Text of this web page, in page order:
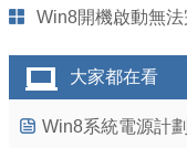
Win8開機啟動無
大家都在看
Win8系統電源計